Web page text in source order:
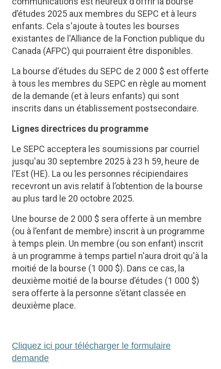
d’études 2025 aux membres du SEPC et à leurs
enfants. Cela s'ajoute à toutes les bourses
existantes de l'Alliance de la Fonction publique du
Canada (AFPC) qui pourraient être disponibles.
La bourse d'études du SEPC de 2 000 $ est offerte
à tous les membres du SEPC en règle au moment
de la demande (et à leurs enfants) qui sont
inscrits dans un établissement postsecondaire.
Lignes directrices du programme
Le SEPC acceptera les soumissions par courriel
jusqu'au 30 septembre 2025 à 23 h 59, heure de
l'Est (HE). La ou les personnes récipiendaires
recevront un avis relatif à l’obtention de la bourse
au plus tard le 20 octobre 2025.
Une bourse de 2 000 $ sera offerte à un membre
(ou à l’enfant de membre) inscrit à un programme
à temps plein. Un membre (ou son enfant) inscrit
à un programme à temps partiel n'aura droit qu'à la
moitié de la bourse (1 000 $). Dans ce cas, la
deuxième moitié de la bourse d’études (1 000 $)
sera offerte à la personne s’étant classée en
deuxième place.
Cliquez ici pour télécharger le formulaire
demande